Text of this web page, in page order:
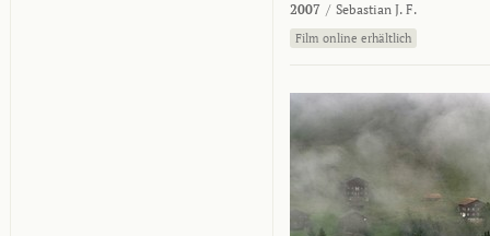
2007 / Sebastian J. F.
Film online erhältlich